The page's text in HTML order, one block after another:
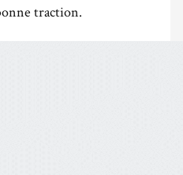
traction.